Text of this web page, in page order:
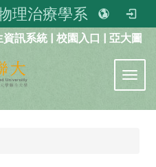
理治療學系
資訊系統 | 校園入口 | 亞大圖